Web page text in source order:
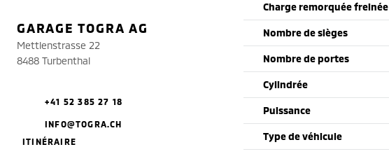
Charge remorquée freinée
Nombre de sièges
Nombre de portes
Cylindrée
Puissance
Type de véhicule
GARAGE TOGRA AG
Mettlenstrasse 22
8488 Turbenthal
+41 52 385 27 18
INFO@TOGRA.CH
ITINÉRAIRE